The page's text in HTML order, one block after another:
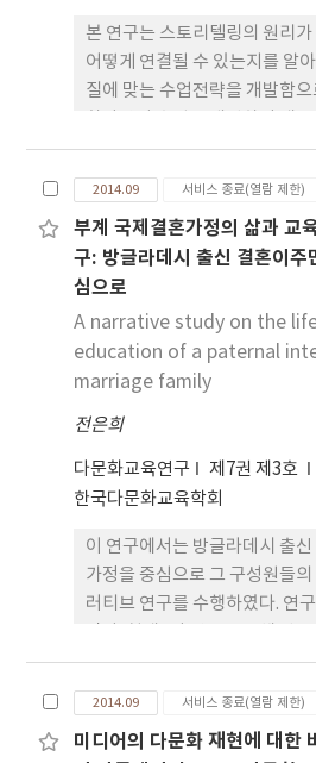
본 연구는 스토리텔링의 원리
어떻게 연결될 수 있는지를 알
질에 맞는 수업전략을 개발함
교사용 지도서 개발의 전략과
그 목적이 있다. 이를 위해 스토
과 관련된 문헌을 고찰하고 스
양성 수업전략의 절차와 구성
통하여 개발하였다. 스토리텔
업전략은 스토리텔링의 수업설
다양성의 CRP(culturally
pedagogy) 교수법에 반영하여
리텔링의 이야기 구성기법을 매
치들을 연결하였다. 스토리텔링
업전략의 구체적인 교수전략 및
같다. 먼저, CRP 1단계 교수전
수업절차는 문제제기-개념정
개념적용으로 구성하였다. 다음
은 가치명료화학습을 통한 문
지다지기-행동하기-명료화하
막 CRP 3단계 교수전략은 가상
다양성의 표현 및 실행 경험 활
제파악-상황제시-활동선택-체
2014.09 서비스 종료(열람 제한)
부계 국제결혼가정의 삶과 교
구: 방글라데시 출신 결혼이주
심으로
A narrative study on the
education of a paternal
marriage family
전은희
다문화교육연구 제7권 제3호
한국다문화교육학회
이 연구에서는 방글라데시 출
가정을 중심으로 그 구성원들
러티브 연구를 수행하였다. 연
주민 남성이 속한 국제결혼가
있었다. 해당 부부는 낭만적 연
고 있었으며, 이 과정에서 주변
제도적 무관심을 겪고 있었다.
2014.09 서비스 종료(열람 제한)
미디어의 다문화 재현에 대한